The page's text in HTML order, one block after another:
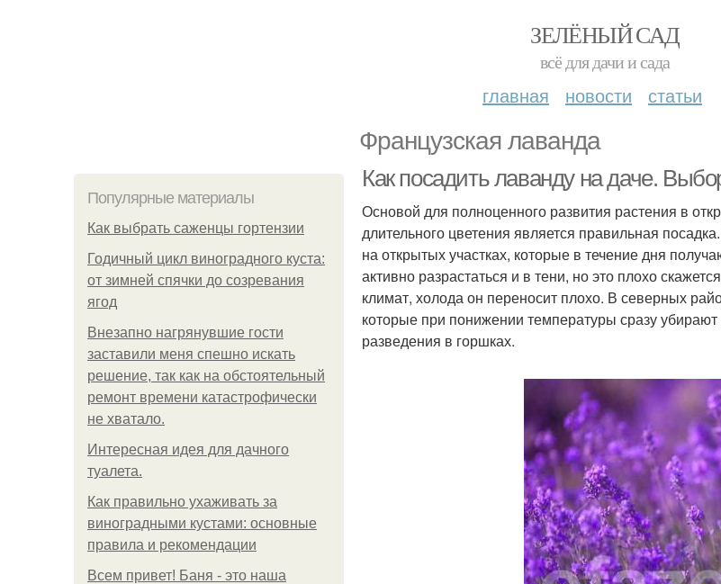
ЗЕЛЁНЫЙ САД
всё для дачи и сада
главная новости статьи
Французская лаванда
Популярные материалы
Как выбрать саженцы гортензии
Годичный цикл виноградного куста:
от зимней спячки до созревания
ягод
Внезапно нагрянувшие гости
заставили меня спешно искать
решение, так как на обстоятельный
ремонт времени катастрофически
не хватало.
Интересная идея для дачного
туалета.
Как правильно ухаживать за
виноградными кустами: основные
правила и рекомендации
Всем привет! Баня - это наша
Как посадить лаванду на даче.
Основой для полноценного развития растения в
длительного цветения является правильная
на открытых участках, которые в течение дня
активно разрастаться и в тени, но это плохо
климат, холода он переносит плохо. В северных
которые при понижении температуры сразу
разведения в горшках.